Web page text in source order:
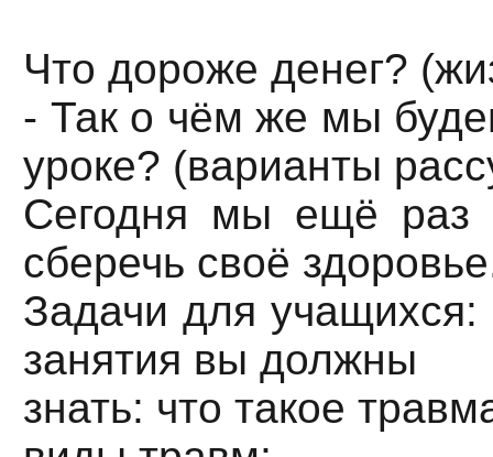
Что дороже денег?
- Так о чём же мы
уроке? (варианты
Сегодня мы ещё раз
сберечь своё
Задачи для учащихся:
занятия вы должны
знать: что такое